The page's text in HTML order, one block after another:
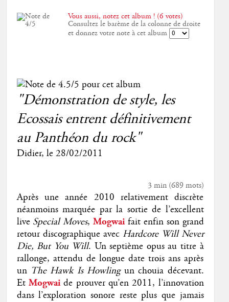
Vous aussi, notez cet album ! (6 votes)
Consultez le barème de la colonne de droite
et donnez votre note à cet album
"Démonstration de style, les
Ecossais entrent définitivement
au Panthéon du rock"
Didier, le 28/02/2011
3 min(689mots)
Après une année 2010 relativement discrète
néanmoins marquée par la sortie de l’excellent
live Special Moves, Mogwai fait enfin son grand
retour discographique avec Hardcore Will Never
Die, But You Will. Un septième opus au titre à
rallonge, attendu de longue date trois ans après
un The Hawk Is Howlingun chouia décevant.
EtMogwaide prouver qu’en 2011, l’innovation
dans l’exploration sonore reste plus que jamais